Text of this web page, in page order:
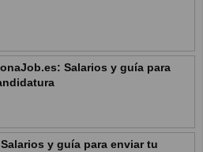
Salarios y guía para
y guía para enviar tu